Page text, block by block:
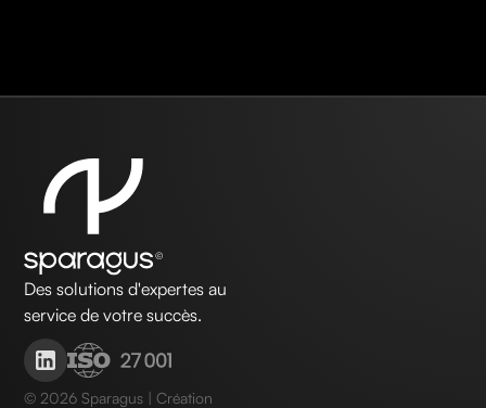
Des solutions d'expertes au
service de votre succès.
© 2026 Sparagus | Création